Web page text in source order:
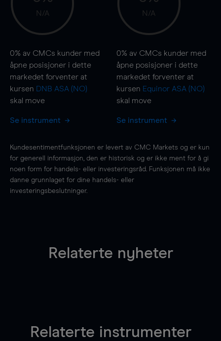
N/A
0% av CMCs kunder med
åpne posisjoner i dette
markedet forventer at
kursen DNB ASA (NO)
skal move
Se instrument
N/A
0% av CMCs kunder med
åpne posisjoner i dette
markedet forventer at
kursen Equinor ASA (NO)
skal move
Se instrument
Kundesentimentfunksjonen er levert av CMC Markets og er kun
for generell informasjon, den er historisk og er ikke ment for å gi
noen form for handels- eller investeringsråd. Funksjonen må ikke
danne grunnlaget for dine handels- eller
investeringsbeslutninger.
Relaterte nyheter
Relaterte instrumenter